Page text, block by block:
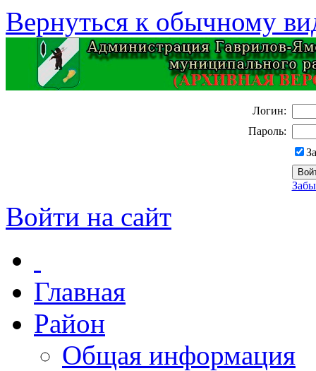
Вернуться к обычному
Логин:
Пароль:
Войти на сайт
Главная
Район
Общая информация